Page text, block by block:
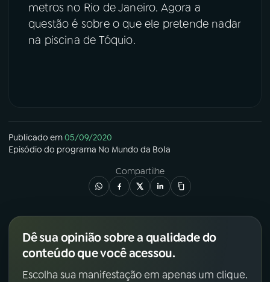
metros no Rio de Janeiro. Agora a
questão é sobre o que ele pretende nadar
na piscina de Tóquio.
Publicado em05/09/2020
Episódio do programa No Mundo da Bola
Compartilhe
Dê sua opinião sobre a qualidade do
conteúdo que você acessou.
Escolha sua manifestação em apenas um clique.